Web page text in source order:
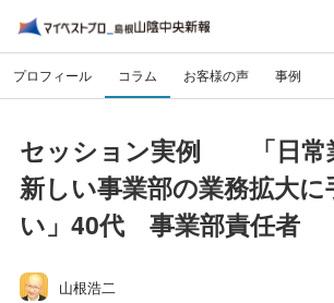
プロフィール コラム お客様の声 事例
セッション実例 「日常
新しい事業部の業務拡大
い」40代 事業部責任者
山根浩二